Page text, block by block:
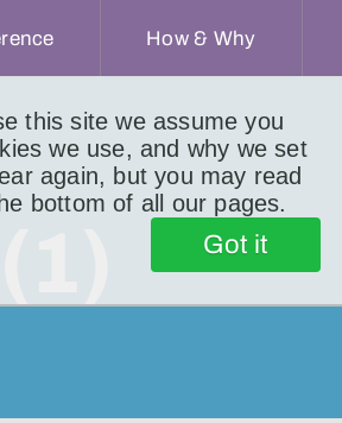
this site we assume you
we use, and why we set
again, but you may read
bottom of all our pages.
Got it
How & Why